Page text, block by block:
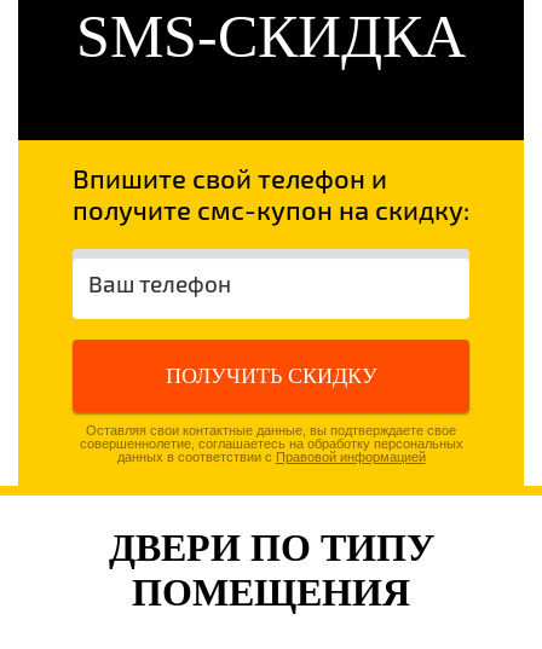
SMS-СКИДКА
Впишите свой телефон и
получите смс-купон на скидку:
ПОЛУЧИТЬ СКИДКУ
Оставляя свои контактные данные, вы подтверждаете свое
совершеннолетие, соглашаетесь на обработку персональных
данных в соответствии с Правовой информацией
ДВЕРИ ПО ТИПУ
ПОМЕЩЕНИЯ
ДВЕРИ В СПАЛЬНЮ